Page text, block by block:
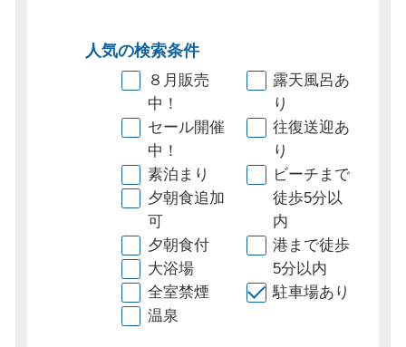
人気の検索条件
８月販売
中！
セール開催
中！
素泊まり
夕朝食追加
可
夕朝食付
大浴場
全室禁煙
温泉
露天風呂あ
り
往復送迎あ
り
ビーチまで
徒歩5分以
内
港まで徒歩
5分以内
駐車場あり